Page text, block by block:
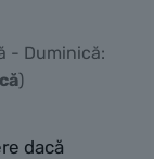
- Duminică:
)
dacă